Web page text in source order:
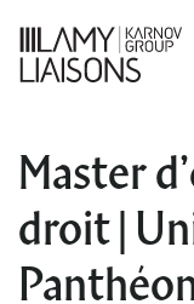
Master
droit |